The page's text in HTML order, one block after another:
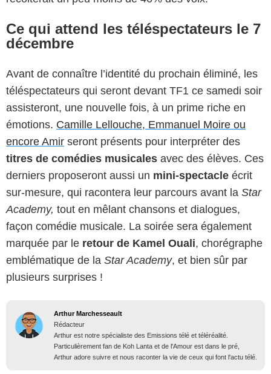
Ce qui attend les téléspectateurs le 7
décembre
Avant de connaître l’identité du prochain éliminé, les
téléspectateurs qui seront devant TF1 ce samedi soir
assisteront, une nouvelle fois, à un prime riche en
émotions. Camille Lellouche, Emmanuel Moire ou
encore Amir seront présents pour interpréter des
titres de comédies musicales avec des élèves. Ces
derniers proposeront aussi un mini-spectacle écrit
sur-mesure, qui racontera leur parcours avant la Star
Academy, tout en mêlant chansons et dialogues,
façon comédie musicale. La soirée sera également
marquée par le retour de Kamel Ouali, chorégraphe
emblématique de la Star Academy, et bien sûr par
plusieurs surprises !
Arthur Marchesseault
Rédacteur
Arthur est notre spécialiste des Emissions télé et téléréalité.
Particulièrement fan de Koh Lanta et de l'Amour est dans le pré,
Arthur adore suivre et nous raconter la vie de ceux qui font l'actu télé.